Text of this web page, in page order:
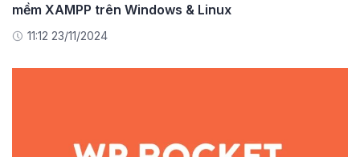
mềm XAMPP trên Windows & Linux
11:12 23/11/2024